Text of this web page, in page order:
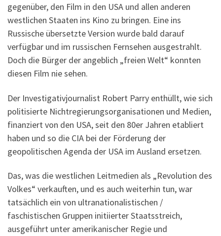
gegenüber, den Film in den USA und allen anderen
westlichen Staaten ins Kino zu bringen. Eine ins
Russische übersetzte Version wurde bald darauf
verfügbar und im russischen Fernsehen ausgestrahlt.
Doch die Bürger der angeblich „freien Welt“ konnten
diesen Film nie sehen.
Der Investigativjournalist Robert Parry enthüllt, wie sich
politisierte Nichtregierungsorganisationen und Medien,
finanziert von den USA, seit den 80er Jahren etabliert
haben und so die CIA bei der Förderung der
geopolitischen Agenda der USA im Ausland ersetzen.
Das, was die westlichen Leitmedien als „Revolution des
Volkes“ verkauften, und es auch weiterhin tun, war
tatsächlich ein von ultranationalistischen /
faschistischen Gruppen initiierter Staatsstreich,
ausgeführt unter amerikanischer Regie und